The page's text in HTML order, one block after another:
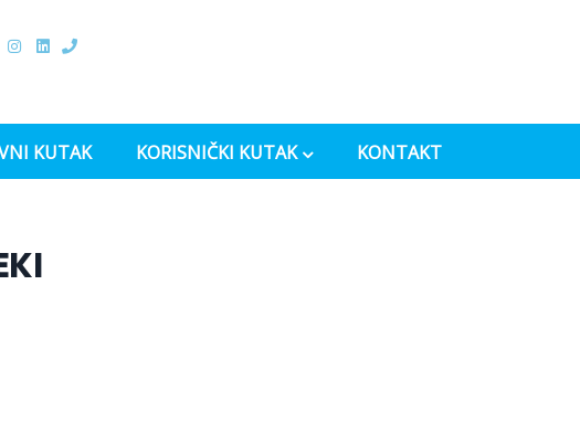
KUTAK KORISNIČKI KUTAK KONTAKT